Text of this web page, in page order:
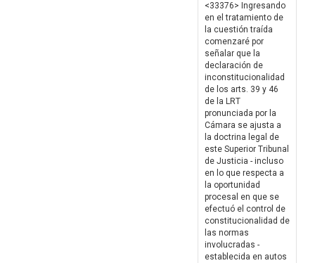
<33376> Ingresando
en el tratamiento de
la cuestión traída
comenzaré por
señalar que la
declaración de
inconstitucionalidad
de los arts. 39 y 46
de la LRT
pronunciada por la
Cámara se ajusta a
la doctrina legal de
este Superior Tribunal
de Justicia - incluso
en lo que respecta a
la oportunidad
procesal en que se
efectuó el control de
constitucionalidad de
las normas
involucradas -
establecida en autos